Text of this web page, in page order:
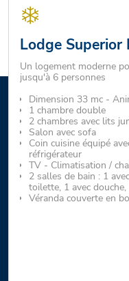
Lodge Superior
Un logement moderne
jusqu'à 6 personnes
Dimension 33 mc -
1 chambre double
2 chambres avec lits
Salon avec sofa
Coin cuisine équipé
réfrigérateur
TV - Climatisation /
2 salles de bain : 1
toilette, 1 avec
Véranda couverte en